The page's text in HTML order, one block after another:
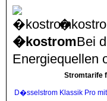
�kostromBei
Energiequellen
Stromtarife
D�sselstrom Klassik Pro